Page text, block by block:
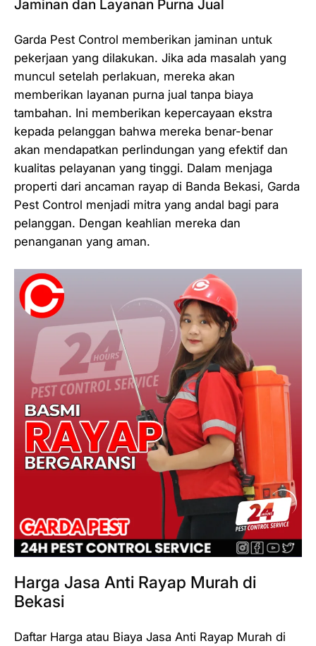
Jaminan dan Layanan Purna Jual
Garda Pest Control memberikan jaminan untuk
pekerjaan yang dilakukan. Jika ada masalah yang
muncul setelah perlakuan, mereka akan
memberikan layanan purna jual tanpa biaya
tambahan. Ini memberikan kepercayaan ekstra
kepada pelanggan bahwa mereka benar-benar
akan mendapatkan perlindungan yang efektif dan
kualitas pelayanan yang tinggi. Dalam menjaga
properti dari ancaman rayap di Banda Bekasi, Garda
Pest Control menjadi mitra yang andal bagi para
pelanggan. Dengan keahlian mereka dan
penanganan yang aman.
Harga Jasa Anti Rayap Murah di
Bekasi
Daftar Harga atau Biaya Jasa Anti Rayap Murah di